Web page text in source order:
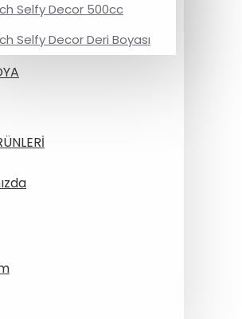
Selfy Decor 500cc
Selfy Decor Deri Boyası